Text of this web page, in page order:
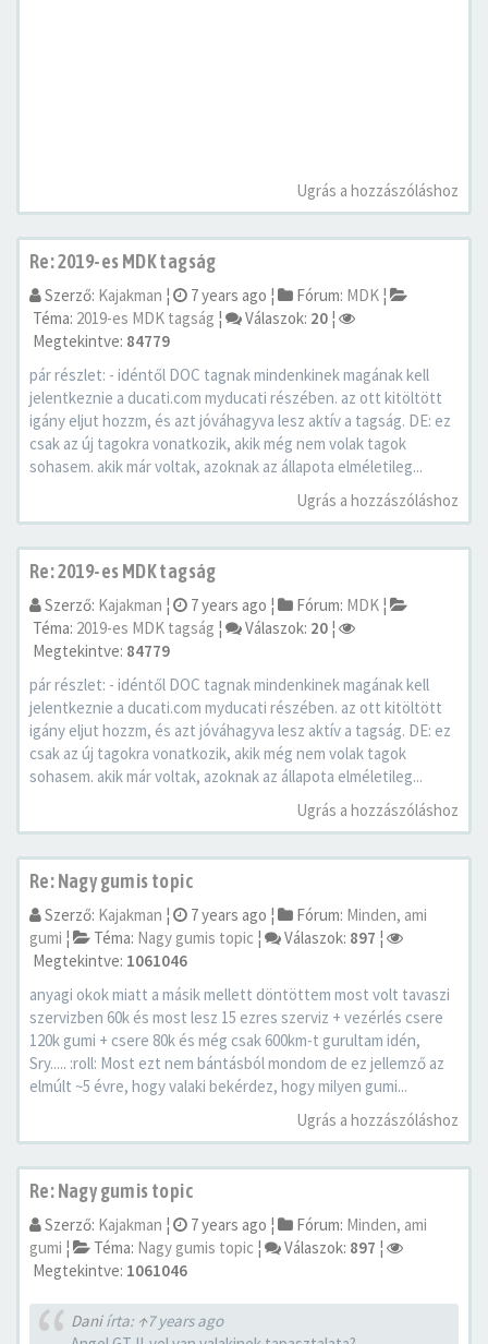
Ugrás a hozzászóláshoz
Re: 2019-es MDK tagság
Szerző: Kajakman ¦ 7 years ago ¦ Fórum: MDK ¦
Téma: 2019-es MDK tagság ¦ Válaszok: 20 ¦
Megtekintve: 84779
pár részlet: - idéntől DOC tagnak mindenkinek magának kell
jelentkeznie a ducati.com myducati részében. az ott kitöltött
igány eljut hozzm, és azt jóváhagyva lesz aktív a tagság. DE: ez
csak az új tagokra vonatkozik, akik még nem volak tagok
sohasem. akik már voltak, azoknak az állapota elméletileg...
Ugrás a hozzászóláshoz
Re: 2019-es MDK tagság
Szerző: Kajakman ¦ 7 years ago ¦ Fórum: MDK ¦
Téma: 2019-es MDK tagság ¦ Válaszok: 20 ¦
Megtekintve: 84779
pár részlet: - idéntől DOC tagnak mindenkinek magának kell
jelentkeznie a ducati.com myducati részében. az ott kitöltött
igány eljut hozzm, és azt jóváhagyva lesz aktív a tagság. DE: ez
csak az új tagokra vonatkozik, akik még nem volak tagok
sohasem. akik már voltak, azoknak az állapota elméletileg...
Ugrás a hozzászóláshoz
Re: Nagy gumis topic
Szerző: Kajakman ¦ 7 years ago ¦ Fórum: Minden, ami
gumi ¦ Téma: Nagy gumis topic ¦ Válaszok: 897 ¦
Megtekintve: 1061046
anyagi okok miatt a másik mellett döntöttem most volt tavaszi
szervizben 60k és most lesz 15 ezres szerviz + vezérlés csere
120k gumi + csere 80k és még csak 600km-t gurultam idén,
Sry..... :roll: Most ezt nem bántásból mondom de ez jellemző az
elmúlt ~5 évre, hogy valaki bekérdez, hogy milyen gumi...
Ugrás a hozzászóláshoz
Re: Nagy gumis topic
Szerző: Kajakman ¦ 7 years ago ¦ Fórum: Minden, ami
gumi ¦ Téma: Nagy gumis topic ¦ Válaszok: 897 ¦
Megtekintve: 1061046
Daniírta: ↑7 years ago